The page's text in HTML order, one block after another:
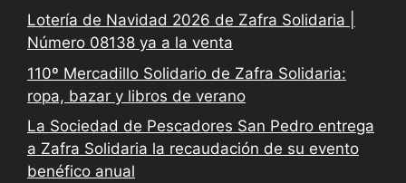
Lotería de Navidad 2026 de Zafra Solidaria |
Número 08138 ya a la venta
110º Mercadillo Solidario de Zafra Solidaria:
ropa, bazar y libros de verano
La Sociedad de Pescadores San Pedro entrega
a Zafra Solidaria la recaudación de su evento
benéfico anual